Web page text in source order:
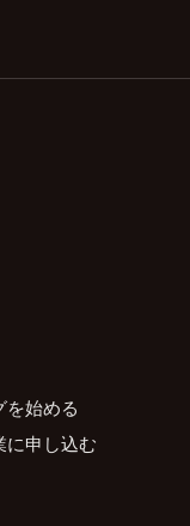
始める
申し込む